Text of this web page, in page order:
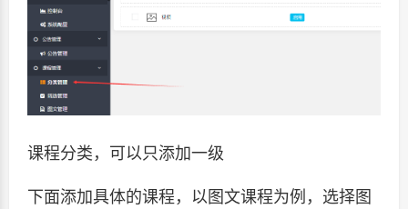
课程分类，可以只添加一级
下面添加具体的课程，以图文课程为例，选择图